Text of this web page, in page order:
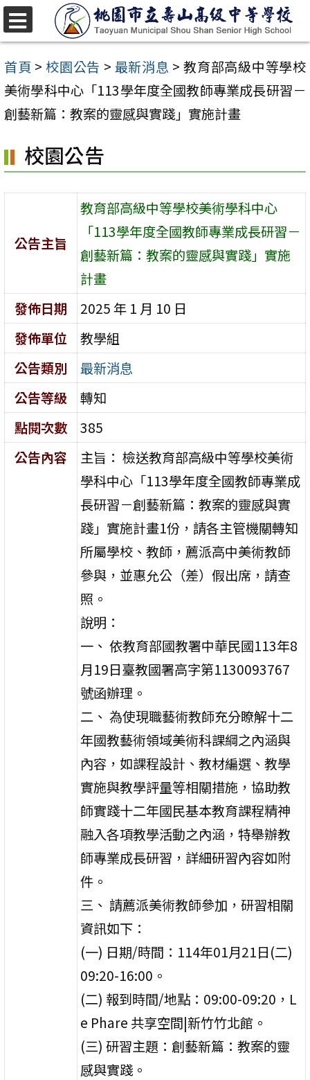
跳
至
主
要
內
區
首頁 > 校園公告 > 最新消息 > 教育部高級中等學校
美術學科中心「113學年度全國教師專業成長研習－
創藝新篇：教案的靈感與實踐」實施計畫
校園公告
公告主旨
教育部高級中等學校美術學科中心
「113學年度全國教師專業成長研習－
創藝新篇：教案的靈感與實踐」實施
計畫
發佈日期
2025 年 1 月 10 日
發佈單位
教學組
公告類別
最新消息
公告等級
轉知
點閱次數
385
公告內容
主旨： 檢送教育部高級中等學校美術
學科中心「113學年度全國教師專業成
長研習－創藝新篇：教案的靈感與實
踐」實施計畫1份，請各主管機關轉知
所屬學校、教師，薦派高中美術教師
參與，並惠允公（差）假出席，請查
照。
說明：
一、 依教育部國教署中華民國113年8
月19日臺教國署高字第1130093767
號函辦理。
二、 為使現職藝術教師充分瞭解十二
年國教藝術領域美術科課綱之內涵與
內容，如課程設計、教材編選、教學
實施與教學評量等相關措施，協助教
師實踐十二年國民基本教育課程精神
融入各項教學活動之內涵，特舉辦教
師專業成長研習，詳細研習內容如附
件。
三、 請薦派美術教師參加，研習相關
資訊如下：
(一) 日期/時間：114年01月21日(二)
09:20-16:00。
(二) 報到時間/地點：09:00-09:20，L
e Phare 共享空間|新竹竹北館。
(三) 研習主題：創藝新篇：教案的靈
感與實踐。
選
單